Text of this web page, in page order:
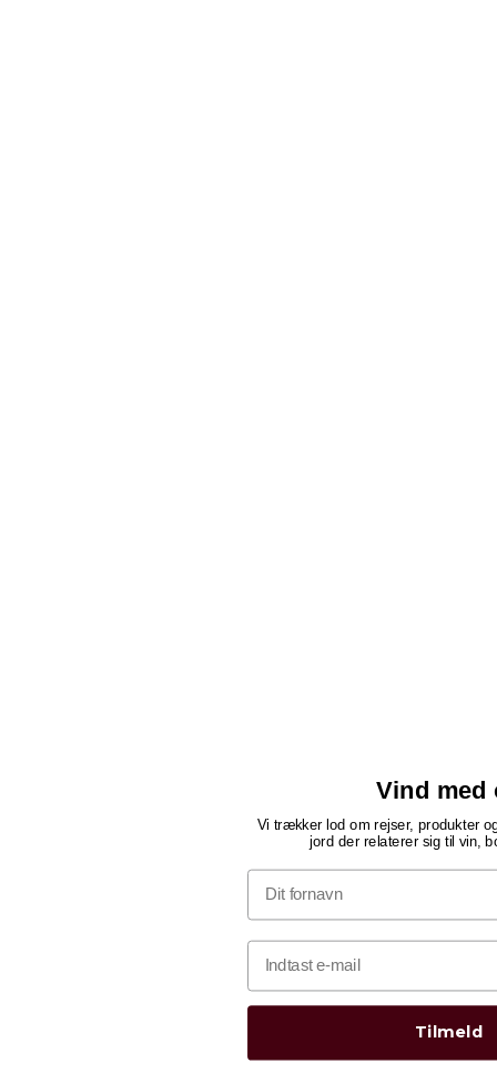
Vind med
Vi trækker lod om rejser, produkter
jord der relaterer sig til vin,
Tilmeld